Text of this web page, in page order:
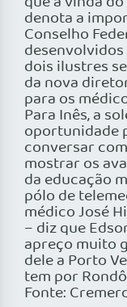
denota a
Conselho
desenvolvidos
dois ilustres
da nova
para os
Para Inês, a
oportunidade
conversar
mostrar os
da educação
pólo de
médico José
– diz que
apreço muito
dele a Porto
tem por
Fonte: